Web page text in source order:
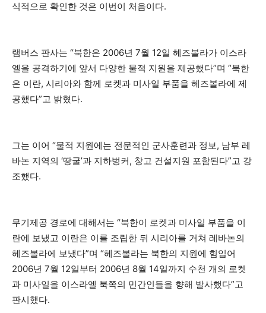
식적으로 확인한 것은 이번이 처음이다.
램버스 판사는 “북한은 2006년 7월 12일 헤즈볼라가 이스라
엘을 공격하기에 앞서 다양한 물적 지원을 제공했다”며 “북한
은 이란, 시리아와 함께 로켓과 미사일 부품을 헤즈볼라에 제
공했다”고 밝혔다.
그는 이어 “물적 지원에는 전문적인 군사훈련과 정보, 남부 레
바논 지역의 ‘땅굴’과 지하벙커, 창고 건설지원 포함된다”고 강
조했다.
무기제공 경로에 대해서는 “북한이 로켓과 미사일 부품을 이
란에 보냈고 이란은 이를 조립한 뒤 시리아를 거쳐 레바논의
헤즈볼라에 보냈다”며 “헤즈볼라는 북한의 지원에 힘입어
2006년 7월 12일부터 2006년 8월 14일까지 수천 개의 로켓
과 미사일을 이스라엘 북쪽의 민간인들을 향해 발사했다”고
판시했다.